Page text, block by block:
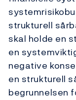
strukturell
skal holde en
en
negative
en strukturell
begrunnelsen